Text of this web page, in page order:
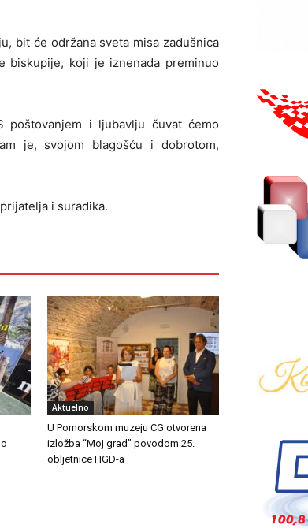
bit će održana sveta misa zadušnica
biskupije, koji je iznenada preminuo
poštovanjem i ljubavlju čuvat ćemo
je, svojom blagošću i dobrotom,
i suradika.
Aktuelno
U Pomorskom muzeju CG otvorena
izložba “Moj grad” povodom 25.
obljetnice HGD-a